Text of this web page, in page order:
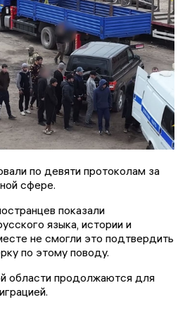
по девяти протоколам за
сфере.
показали
языка, истории и
не смогли это подтвердить
по этому поводу.
области продолжаются для